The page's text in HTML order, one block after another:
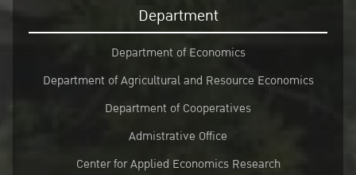
Department
Department of Economics
Department of Agricultural and Resource Economics
Department of Cooperatives
Admistrative Office
Center for Applied Economics Research